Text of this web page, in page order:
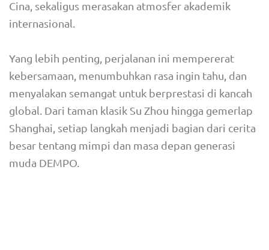
Cina, sekaligus merasakan atmosfer akademik
internasional.
Yang lebih penting, perjalanan ini mempererat
kebersamaan, menumbuhkan rasa ingin tahu, dan
menyalakan semangat untuk berprestasi di kancah
global. Dari taman klasik Su Zhou hingga gemerlap
Shanghai, setiap langkah menjadi bagian dari cerita
besar tentang mimpi dan masa depan generasi
muda DEMPO.